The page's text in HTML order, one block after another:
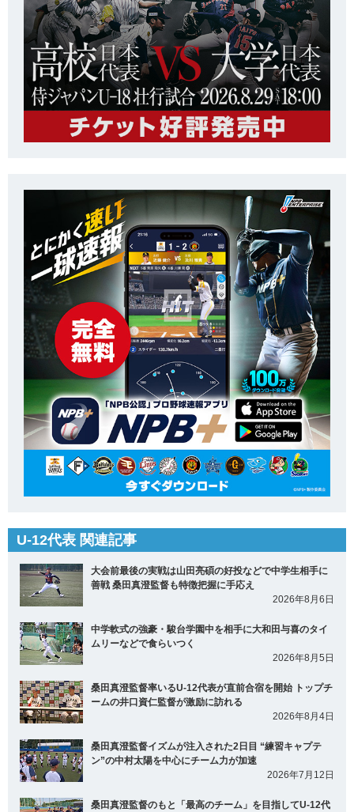
U-12代表 関連記事
大会前最後の実戦は山田亮碩の好投などで中学生相手に
善戦 桑田真澄監督も特徴把握に手応え
2026年8月6日
中学軟式の強豪・駿台学園中を相手に大和田与喜のタイ
ムリーなどで食らいつく
2026年8月5日
桑田真澄監督率いるU-12代表が直前合宿を開始 トップチ
ームの井口資仁監督が激励に訪れる
2026年8月4日
桑田真澄監督イズムが注入された2日目 “練習キャプテ
ン”の中村太陽を中心にチーム力が加速
2026年7月12日
桑田真澄監督のもと「最高のチーム」を目指してU-12代